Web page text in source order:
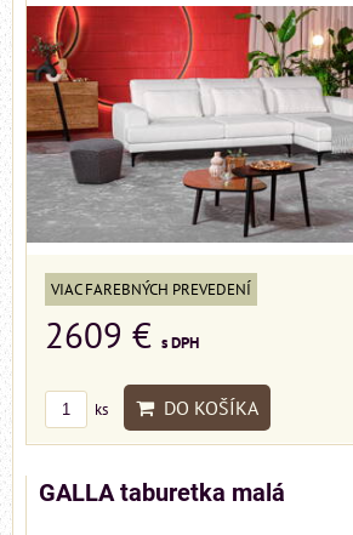
VIAC FAREBNÝCH PREVEDENÍ
2609 € s DPH
ks DO KOŠÍKA
GALLA taburetka malá